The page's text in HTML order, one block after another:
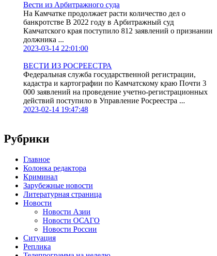
Вести из Арбитражного суда
На Камчатке продолжает расти количество дел о
банкротстве В 2022 году в Арбитражный суд
Камчатского края поступило 812 заявлений о признании
должника ...
2023-03-14 22:01:00
ВЕСТИ ИЗ РОСРЕЕСТРА
Федеральная служба государственной регистрации,
кадастра и картографии по Камчатскому краю Почти 3
000 заявлений на проведение учетно-регистрационных
действий поступило в Управление Росреестра ...
2023-02-14 19:47:48
Рубрики
Главное
Колонка редактора
Криминал
Зарубежные новости
Литературная страница
Новости
Новости Азии
Новости ОСАГО
Новости России
Ситуация
Реплика